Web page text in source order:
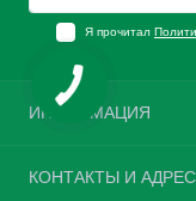
Я прочитал
ИНФОРМАЦИЯ
О нас
КОНТАКТЫ И АДРЕС